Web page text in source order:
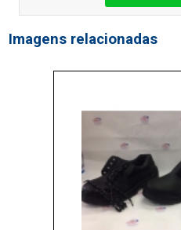
Imagens relacionadas